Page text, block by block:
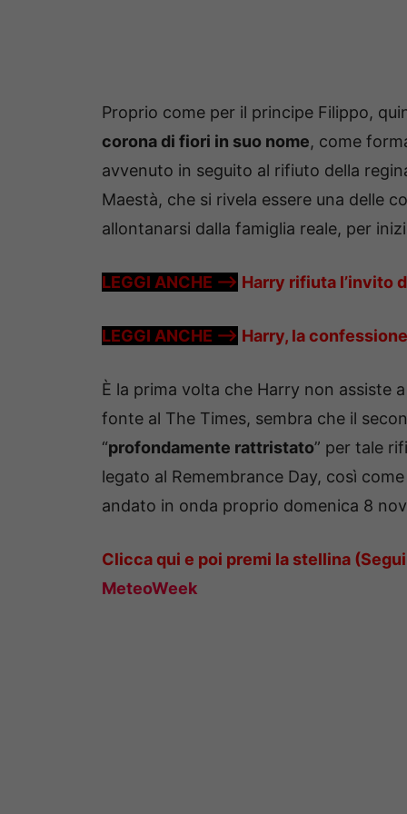
Proprio come per il principe Filippo,
corona di fiori in suo nome, come
avvenuto in seguito al rifiuto della
Maestà, che si rivela essere una delle
allontanarsi dalla famiglia reale, per
LEGGI ANCHE –> Harry rifiuta l’invito
LEGGI ANCHE –> Harry, la
È la prima volta che Harry non assiste
fonte al The Times, sembra che il
“profondamente rattristato” per tale
legato al Remembrance Day, così
andato in onda proprio domenica 8
Clicca qui e poi premi la stellina
MeteoWeek